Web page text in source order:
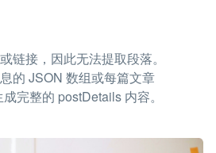
链接，因此无法提取段落。
的 JSON 数组或每篇文章
完整的 postDetails 内容。